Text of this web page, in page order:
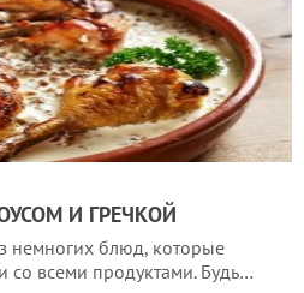
И ГРЕЧКОЙ
немногих блюд, которые
со всеми продуктами. Будь…